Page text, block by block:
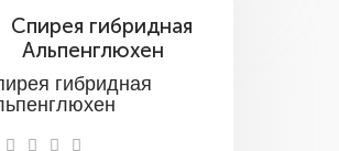
гибридная